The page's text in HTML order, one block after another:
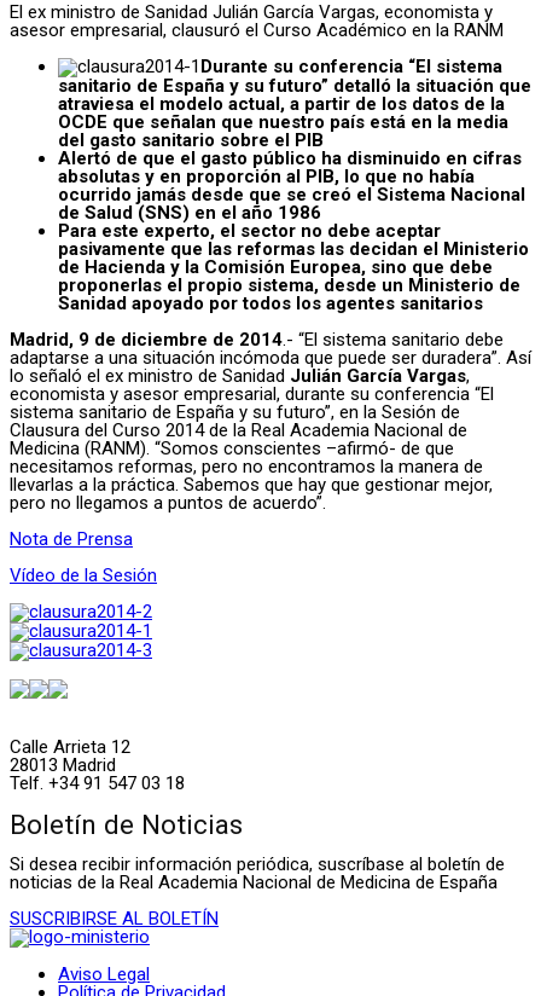
El ex ministro de Sanidad Julián García Vargas, economista y
asesor empresarial, clausuró el Curso Académico en la RANM
Durante su conferencia “El sistema
sanitario de España y su futuro” detalló la situación que
atraviesa el modelo actual, a partir de los datos de la
OCDE que señalan que nuestro país está en la media
del gasto sanitario sobre el PIB
Alertó de que el gasto público ha disminuido en cifras
absolutas y en proporción al PIB, lo que no había
ocurrido jamás desde que se creó el Sistema Nacional
de Salud (SNS) en el año 1986
Para este experto, el sector no debe aceptar
pasivamente que las reformas las decidan el Ministerio
de Hacienda y la Comisión Europea, sino que debe
proponerlas el propio sistema, desde un Ministerio de
Sanidad apoyado por todos los agentes sanitarios
Madrid, 9 de diciembre de 2014.- “El sistema sanitario debe
adaptarse a una situación incómoda que puede ser duradera”. Así
lo señaló el ex ministro de Sanidad Julián García Vargas,
economista y asesor empresarial, durante su conferencia “El
sistema sanitario de España y su futuro”, en la Sesión de
Clausura del Curso 2014 de la Real Academia Nacional de
Medicina (RANM). “Somos conscientes –afirmó- de que
necesitamos reformas, pero no encontramos la manera de
llevarlas a la práctica. Sabemos que hay que gestionar mejor,
pero no llegamos a puntos de acuerdo”.
Nota de Prensa
Vídeo de la Sesión
Calle Arrieta 12
28013 Madrid
Telf. +34 91 547 03 18
Boletín de Noticias
Si desea recibir información periódica, suscríbase al boletín de
noticias de la Real Academia Nacional de Medicina de España
SUSCRIBIRSE AL BOLETÍN
Aviso Legal